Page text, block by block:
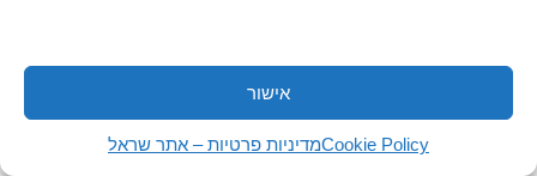
אישור
Cookie Policyמדיניות פרטיות – אתר שראל